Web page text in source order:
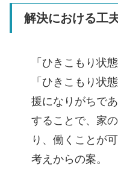
解決における工
「ひきこもり状
「ひきこもり状
援になりがちで
することで、家
り、働くことが
考えからの案。